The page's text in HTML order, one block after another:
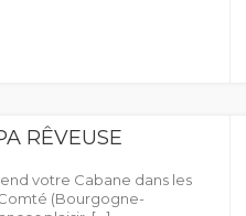
RÊVEUSE
votre Cabane dans les
(Bourgogne-